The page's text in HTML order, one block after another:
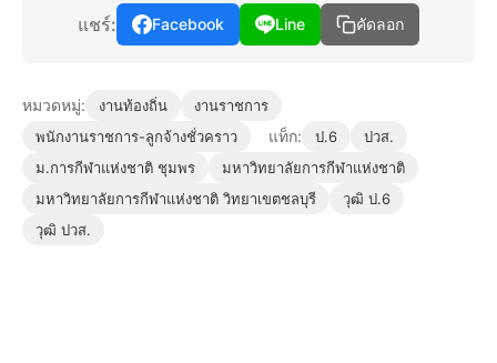
แชร์: Facebook Line คัดลอก
หมวดหมู่: งานท้องถิ่น
งานราชการ
พนักงานราชการ-ลูกจ้างชั่วคราว
แท็ก: ป.6
ปวส.
ม.การกีฬาแห่งชาติ ชุมพร
มหาวิทยาลัยการกีฬาแห่งชาติ
มหาวิทยาลัยการกีฬาแห่งชาติ วิทยาเขตชลบุรี
วุฒิ ป.6
วุฒิ ปวส.